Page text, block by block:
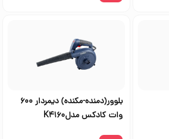
بلوور(دمنده-مکنده) دیمردار 600
وات کادکس مدلK4160